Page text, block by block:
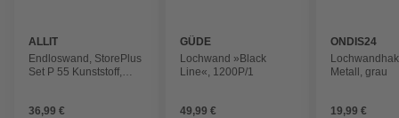
ALLIT
Endloswand, StorePlus
Set P 55 Kunststoff,
36,99 €
GÜDE
Lochwand »Black
Line«, 1200P/1
49,99 €
ONDIS24
Metall, grau
19,99 €